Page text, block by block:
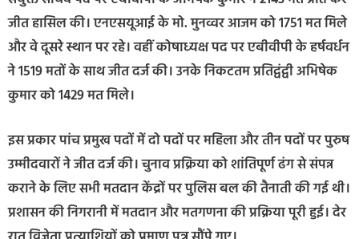
जीत हासिल की। एनएसयूआई के मो. मुनव्वर आजम को 1751 मत मिले
और वे दूसरे स्थान पर रहे। वहीं कोषाध्यक्ष पद पर एबीवीपी के हर्षवर्धन
ने 1519 मतों के साथ जीत दर्ज की। उनके निकटतम प्रतिद्वंद्वी अभिषेक
कुमार को 1429 मत मिले।
इस प्रकार पांच प्रमुख पदों में दो पदों पर महिला और तीन पदों पर पुरुष
उम्मीदवारों ने जीत दर्ज की। चुनाव प्रक्रिया को शांतिपूर्ण ढंग से संपन्न
कराने के लिए सभी मतदान केंद्रों पर पुलिस बल की तैनाती की गई थी।
प्रशासन की निगरानी में मतदान और मतगणना की प्रक्रिया पूरी हुई। देर